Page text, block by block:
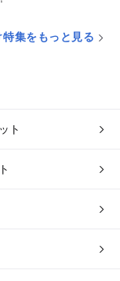
集をもっと見る
ト